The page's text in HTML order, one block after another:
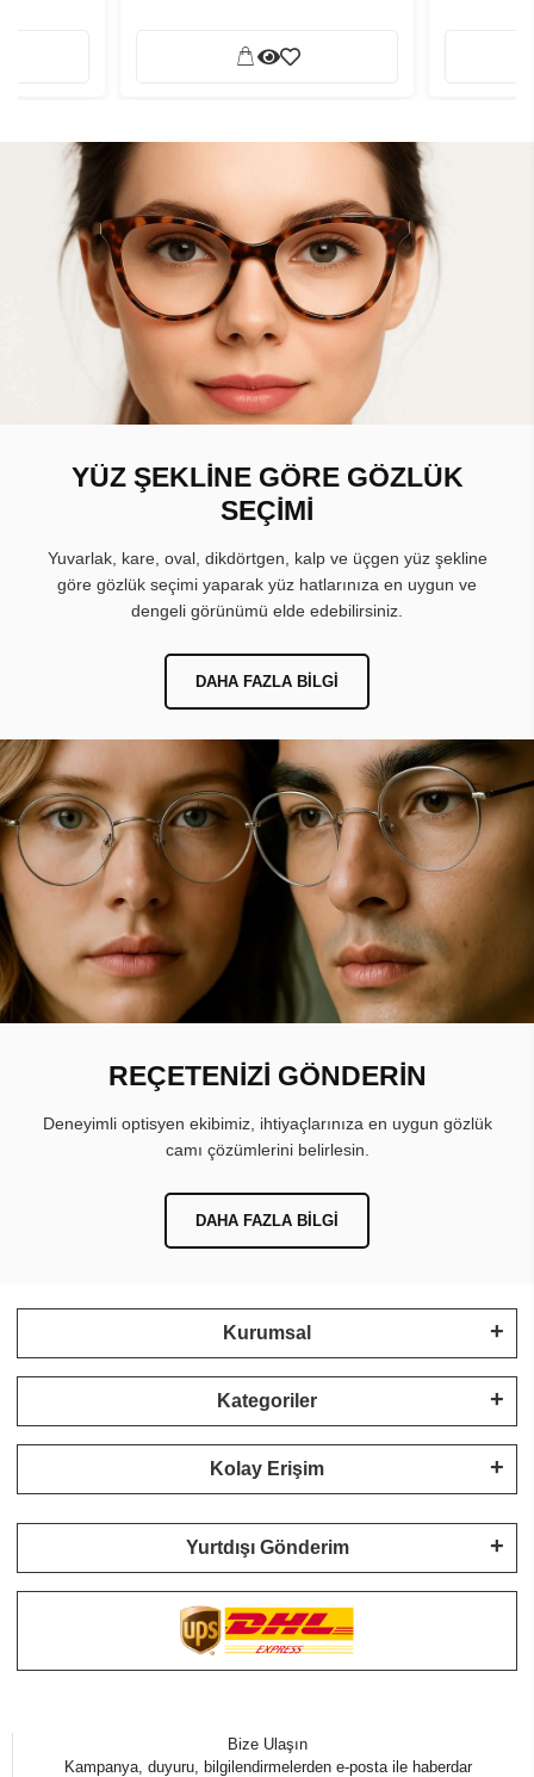
YÜZ ŞEKLİNE GÖRE GÖZLÜK
SEÇİMİ
Yuvarlak, kare, oval, dikdörtgen, kalp ve üçgen yüz şekline
göre gözlük seçimi yaparak yüz hatlarınıza en uygun ve
dengeli görünümü elde edebilirsiniz.
DAHA FAZLA BILGI
REÇETENİZİ GÖNDERİN
Deneyimli optisyen ekibimiz, ihtiyaçlarınıza en uygun gözlük
camı çözümlerini belirlesin.
DAHA FAZLA BILGI
Kurumsal
Kategoriler
Kolay Erişim
Yurtdışı Gönderim
Bize Ulaşın
Kampanya, duyuru, bilgilendirmelerden e-posta ile haberdar